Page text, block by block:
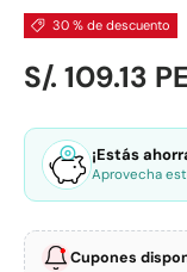
30 % de descuento
Precio de
S/. 109.13
¡Estás
Aprovecha
Cupones